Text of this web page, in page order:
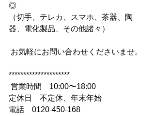
◎
（切手、テレカ、スマホ、茶器、陶
器、電化製品、その他諸々）
お気軽にお問い合わせくださいませ。
*********************
営業時間　10:00〜18:00
定休日　不定休、年末年始
電話　0120-450-168